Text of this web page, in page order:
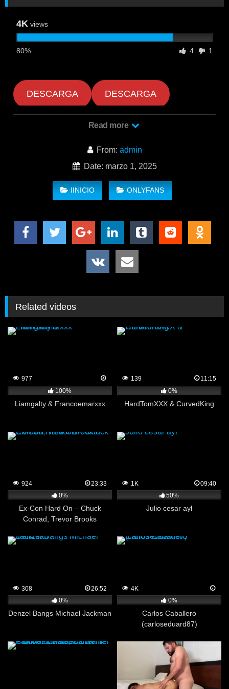
4K views
80% 4 1
DESCARGA DESCARGA
ElHidexxx – MORBO KING
Read more
From: admin
Date: marzo 1, 2025
IINICIO ONLYFANS
Related videos
977
100%
Liamgalty & Francoemarxxx
139
11:15
0%
HardTomXXX & CurvedKing
924
23:33
0%
Ex-Con Hard On – Chuck
Conrad, Trevor Brooks
1K
09:40
50%
Julio cesar ayl
308
26:52
0%
Denzel Bangs Michael Jackman
4K
0%
Carlos Caballero
(carloseduard87)